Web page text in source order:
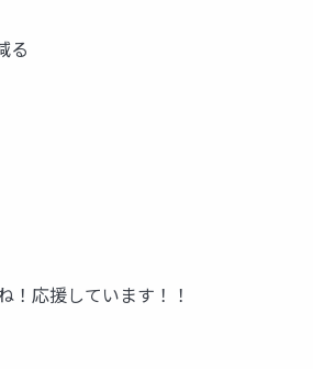
る
！応援しています！！